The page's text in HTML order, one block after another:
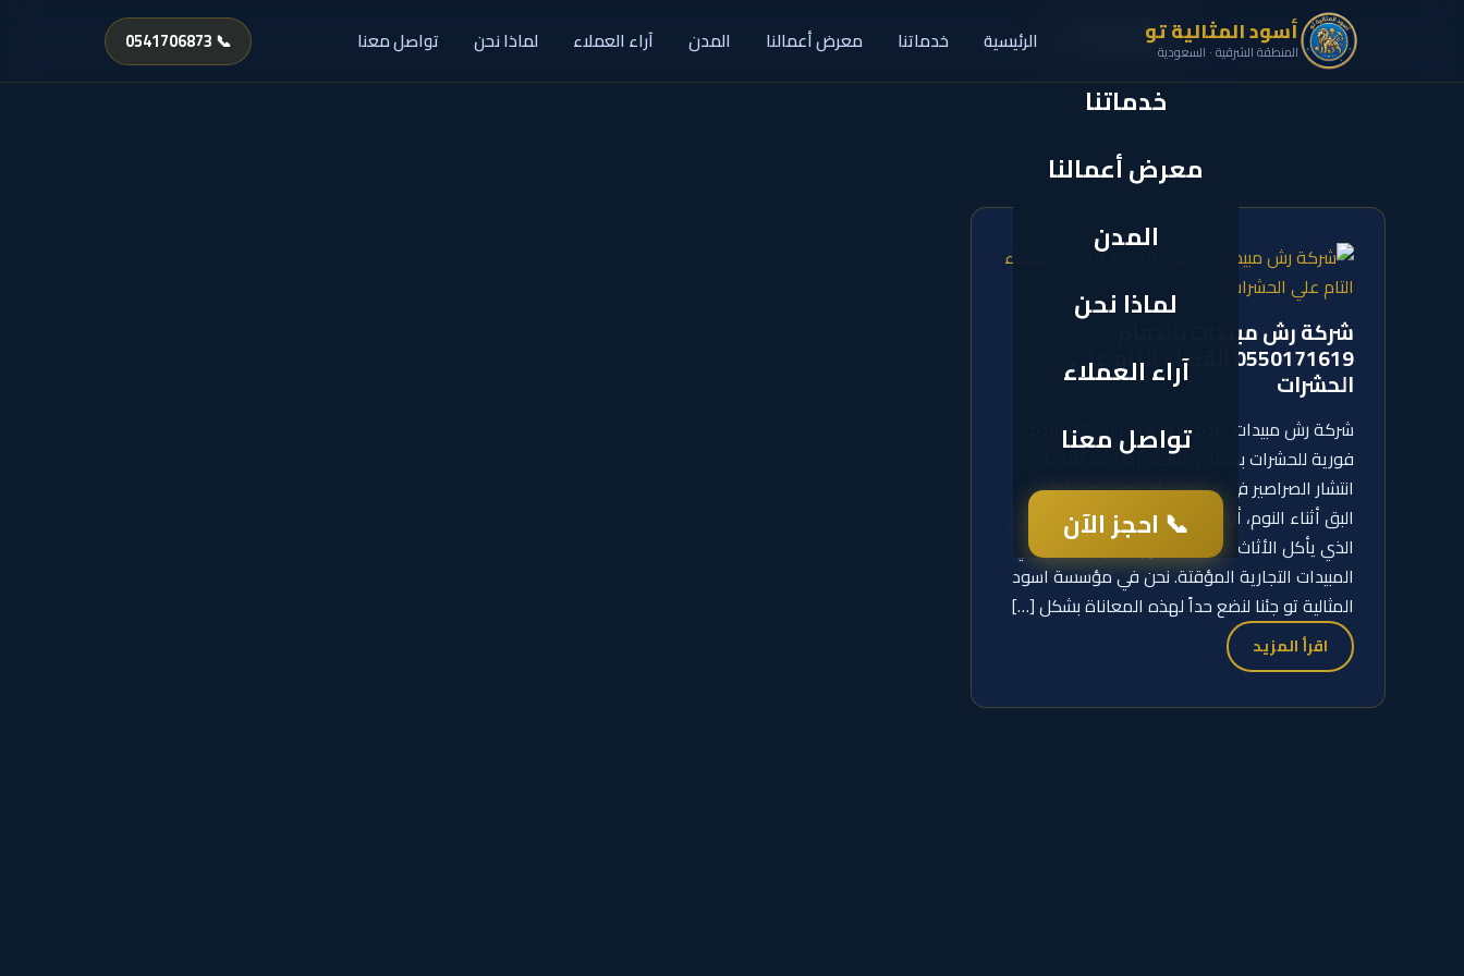
الرئيسية
خدماتنا
معرض أعمالنا
المدن
لماذا نحن
آراء العملاء
تواصل معنا
📞 احجز الآن
أسود المثالية تو
المنطقة الشرقية · السعودية الرئيسية خدماتنا معرض أعمالنا المدن آراء العملاء لماذا نحن تواصل معنا 📞 0541706873
شركة رش مبيدات بالدمام
0550171619 القضاء التام علي
الحشرات
شركة رش مبيدات بالدمام 0550171619 | إبادة
فورية للحشرات بضمان معتمد إذا كنت تلاحظ
انتشار الصراصير في المطبخ، أو تعاني من لدغات
البق أثناء النوم، أو تخشى من أخطار النمل الأبيض
الذي يأكل الأثاث والأبواب، فإن الحل لا يكمن في
المبيدات التجارية المؤقتة. نحن في مؤسسة اسود
المثالية تو جئنا لنضع حداً لهذه المعاناة بشكل […]
اقرأ المزيد